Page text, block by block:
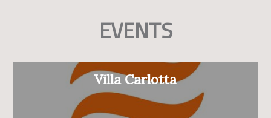
EVENTS
Villa Carlotta